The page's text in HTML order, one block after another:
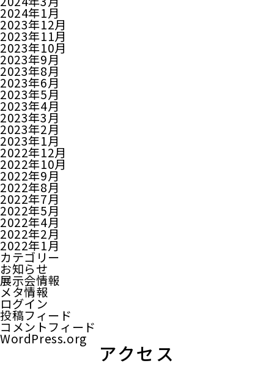
2024年1月
2023年12月
2023年11月
2023年10月
2023年9月
2023年8月
2023年6月
2023年5月
2023年4月
2023年3月
2023年2月
2023年1月
2022年12月
2022年10月
2022年9月
2022年8月
2022年7月
2022年5月
2022年4月
2022年2月
2022年1月
カテゴリー
お知らせ
展示会情報
メタ情報
ログイン
投稿フィード
コメントフィード
WordPress.org
アクセス